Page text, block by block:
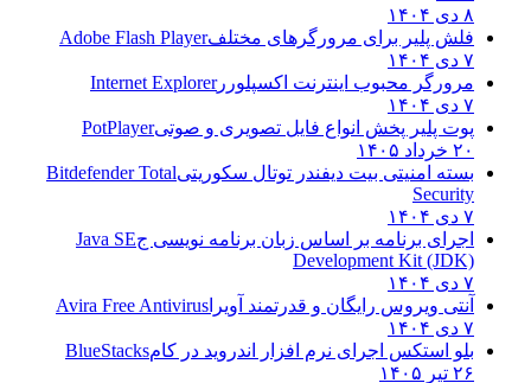
فلش پلیر برای مرورگرهای مختلف Adobe Flash Player
مرورگر محبوب اینترنت اکسپلوررInternet Explorer
پوت پلیر پخش انواع فایل تصویری و صوتیPotPlayer
بسته امنیتی بیت دیفندر توتال سکوریتیBitdefender Total
Security
اجرای برنامه بر اساس زبان برنامه نویسی جJava SE
Development Kit (JDK)
آنتی ویروس رایگان و قدرتمند آویراAvira Free Antivirus
بلو استکس اجرای نرم افزار اندروید در کام BlueStacks